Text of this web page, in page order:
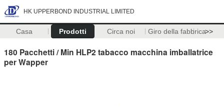
HK UPPERBOND INDUSTRIAL LIMITED
Casa Prodotti Circa noi Giro della fabbrica>>
180 Pacchetti / Min HLP2 tabacco macchina imballatrice
per Wapper